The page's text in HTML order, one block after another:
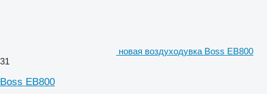
новая воздуходувка Boss EB800
31
Boss EB800